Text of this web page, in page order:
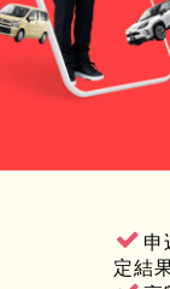
申
定結